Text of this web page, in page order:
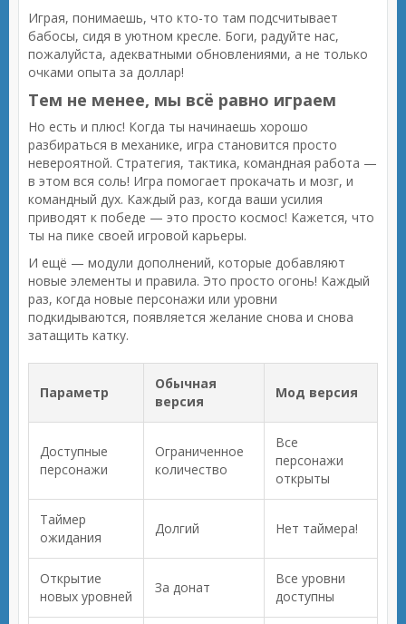
Играя, понимаешь, что кто-то там подсчитывает
бабосы, сидя в уютном кресле. Боги, радуйте нас,
пожалуйста, адекватными обновлениями, а не только
очками опыта за доллар!
Тем не менее, мы всё равно играем
Но есть и плюс! Когда ты начинаешь хорошо
разбираться в механике, игра становится просто
невероятной. Стратегия, тактика, командная работа —
в этом вся соль! Игра помогает прокачать и мозг, и
командный дух. Каждый раз, когда ваши усилия
приводят к победе — это просто космос! Кажется, что
ты на пике своей игровой карьеры.
И ещё — модули дополнений, которые добавляют
новые элементы и правила. Это просто огонь! Каждый
раз, когда новые персонажи или уровни
подкидываются, появляется желание снова и снова
затащить катку.
Параметр
Обычная
версия
Мод версия
Доступные
персонажи
Ограниченное
количество
Все
персонажи
открыты
Таймер
ожидания
Долгий Нет таймера!
Открытие
новых уровней
За донат
Все уровни
доступны